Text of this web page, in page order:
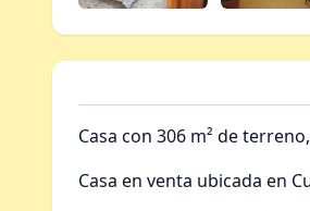
Casa con 306 m² de
Casa en venta ubicada en